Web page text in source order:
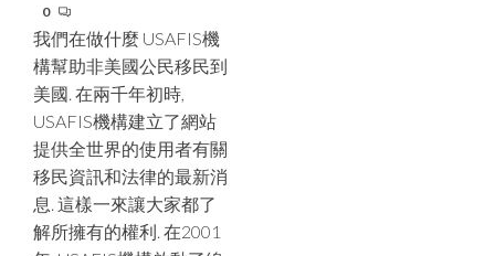
0
我們在做什麼 USAFIS機
構幫助非美國公民移民到
美國. 在兩千年初時,
USAFIS機構建立了網站
提供全世界的使用者有關
移民資訊和法律的最新消
息. 這樣一來讓大家都了
解所擁有的權利. 在2001